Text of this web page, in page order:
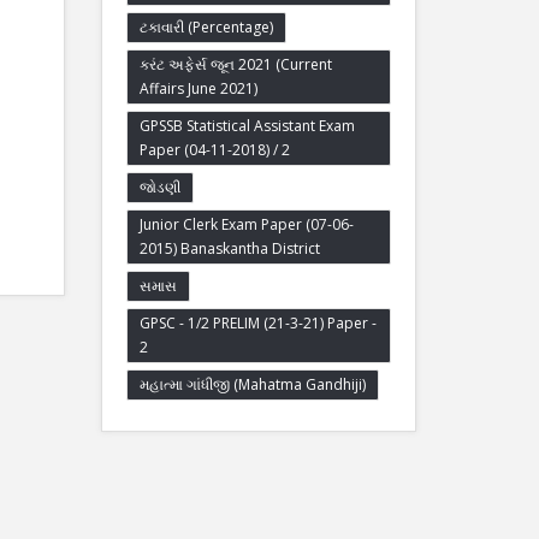
ટકાવારી (Percentage)
કરંટ અફેર્સ જૂન 2021 (Current
Affairs June 2021)
GPSSB Statistical Assistant Exam
Paper (04-11-2018) / 2
જોડણી
Junior Clerk Exam Paper (07-06-
2015) Banaskantha District
સમાસ
GPSC - 1/2 PRELIM (21-3-21) Paper -
2
મહાત્મા ગાંધીજી (Mahatma Gandhiji)